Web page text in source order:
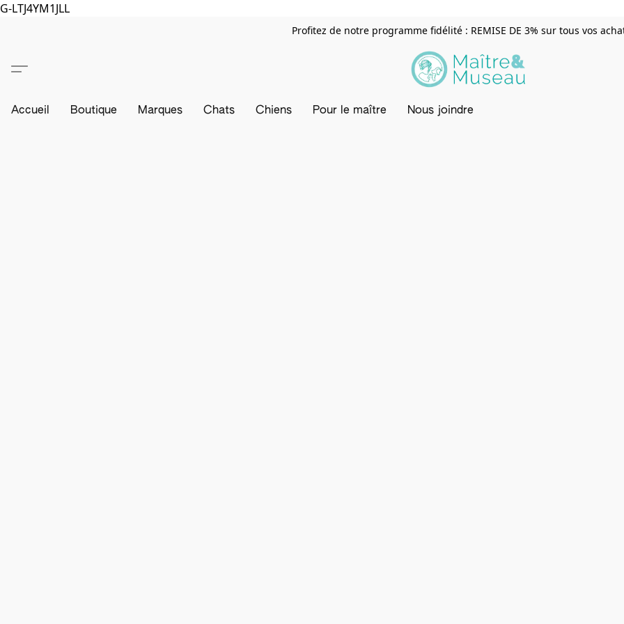
G-LTJ4YM1JLL
Profitez de notre programme fidélité : REMISE DE 3% sur tous vos
Accueil Boutique Marques Chats Chiens Pour le maître Nous joindre